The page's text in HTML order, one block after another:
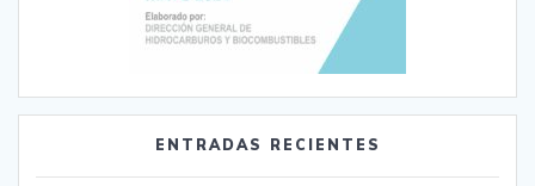
ENTRADAS RECIENTES